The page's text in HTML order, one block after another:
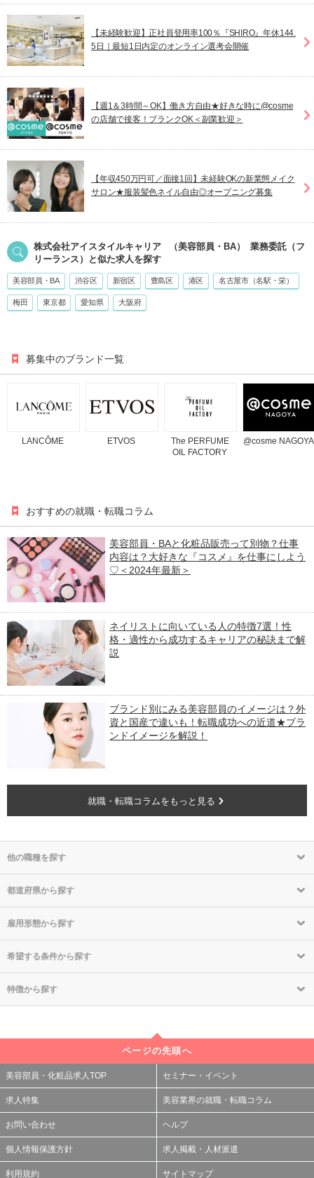
【未経験歓迎】正社員登用率100％『SHIRO』年休144.
5日｜最短1日内定のオンライン選考会開催
【週1＆3時間～OK】働き方自由★好きな時に@cosme
の店舗で接客！ブランクOK＜副業歓迎＞
【年収450万円可／面接1回】未経験OKの新業態メイク
サロン★服装髪色ネイル自由◎オープニング募集
株式会社アイスタイルキャリア （美容部員・BA）
業務委託（フ
リーランス）
と似た求人を探す
美容部員・BA 渋谷区 新宿区 豊島区 港区 名古屋市（名駅・栄）
梅田 東京都 愛知県 大阪府
募集中のブランド一覧
LANCÔME ETVOS
The PERFUME
OIL FACTORY
@cosme NAGOYA
おすすめの就職・転職コラム
美容部員・BAと化粧品販売って別物？仕事
内容は？大好きな『コスメ』を仕事にしよう
♡＜2024年最新＞
ネイリストに向いている人の特徴7選！性
格・適性から成功するキャリアの秘訣まで解
説
ブランド別にみる美容部員のイメージは？外
資と国産で違いも！転職成功への近道★ブラ
ンドイメージを解説！
就職・転職コラムをもっと見る
他の職種を探す
都道府県から探す
雇用形態から探す
希望する条件から探す
特徴から探す
ページの先頭へ
美容部員・化粧品求人TOP セミナー・イベント
求人特集 美容業界の就職・転職コラム
お問い合わせ ヘルプ
個人情報保護方針 求人掲載・人材派遣
利用規約 サイトマップ